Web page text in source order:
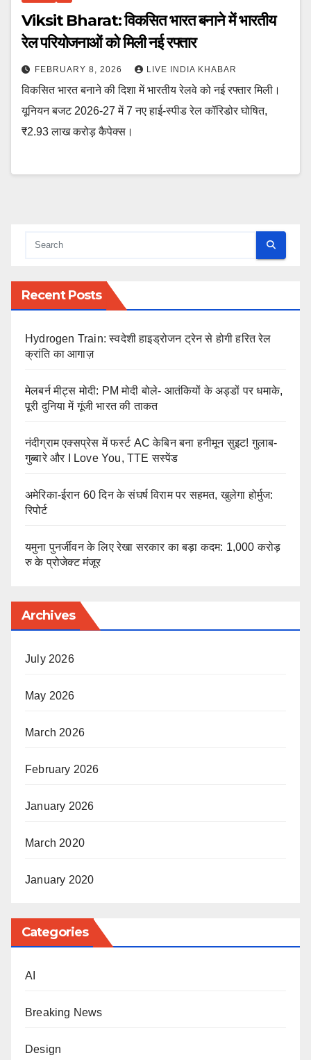
Viksit Bharat: विकसित भारत बनाने में भारतीय
रेल परियोजनाओं को मिली नई रफ्तार
FEBRUARY 8, 2026 LIVE INDIA KHABAR
विकसित भारत बनाने की दिशा में भारतीय रेलवे को नई रफ्तार मिली।
यूनियन बजट 2026-27 में 7 नए हाई-स्पीड रेल कॉरिडोर घोषित,
₹2.93 लाख करोड़ कैपेक्स।
Recent Posts
Hydrogen Train: स्वदेशी हाइड्रोजन ट्रेन से होगी हरित रेल
क्रांति का आगाज़
मेलबर्न मीट्स मोदी: PM मोदी बोले- आतंकियों के अड्डों पर धमाके,
पूरी दुनिया में गूंजी भारत की ताकत
नंदीग्राम एक्सप्रेस में फर्स्ट AC केबिन बना हनीमून सुइट! गुलाब-
गुब्बारे और I Love You, TTE सस्पेंड
अमेरिका-ईरान 60 दिन के संघर्ष विराम पर सहमत, खुलेगा होर्मुज:
रिपोर्ट
यमुना पुनर्जीवन के लिए रेखा सरकार का बड़ा कदम: 1,000 करोड़
रु के प्रोजेक्ट मंजूर
Archives
July 2026
May 2026
March 2026
February 2026
January 2026
March 2020
January 2020
Categories
AI
Breaking News
Design